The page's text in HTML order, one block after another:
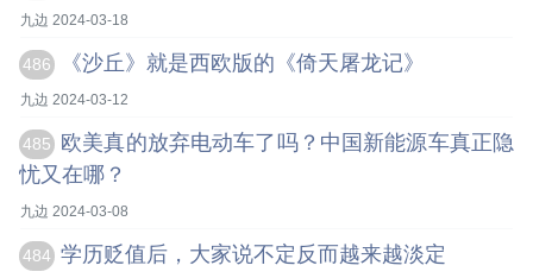
九边 2024-03-18
486 《沙丘》就是西欧版的《倚天屠龙记》
九边 2024-03-12
485
欧美真的放弃电动车了吗？中国新能源车真正隐
忧又在哪？
九边 2024-03-08
484 学历贬值后，大家说不定反而越来越淡定